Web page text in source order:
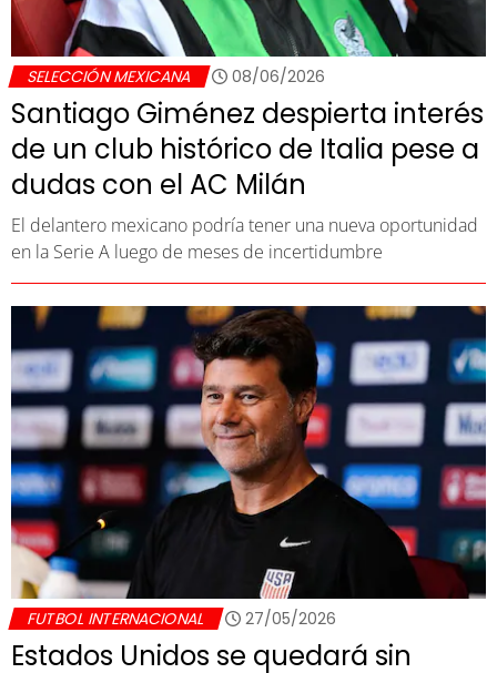
SELECCIÓN MEXICANA 08/06/2026
Santiago Giménez despierta interés
de un club histórico de Italia pese a
dudas con el AC Milán
El delantero mexicano podría tener una nueva oportunidad
en la Serie A luego de meses de incertidumbre
FUTBOL INTERNACIONAL 27/05/2026
Estados Unidos se quedará sin